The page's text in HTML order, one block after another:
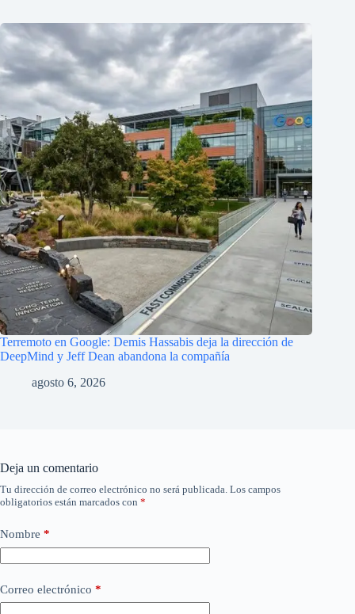
Terremoto en Google: Demis Hassabis deja la dirección de
DeepMind y Jeff Dean abandona la compañía
agosto 6, 2026
Deja un comentario
Tu dirección de correo electrónico no será publicada. Los campos
obligatorios están marcados con *
Nombre *
Correo electrónico *